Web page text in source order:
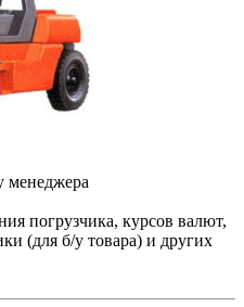
менеджера
погрузчика, курсов валют,
(для б/у товара) и других